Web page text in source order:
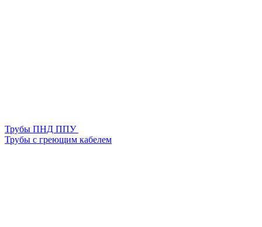
Трубы ПНД ППУ
Трубы с греющим кабелем